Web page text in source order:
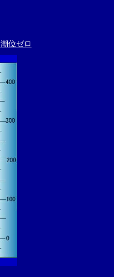
潮位ゼロ